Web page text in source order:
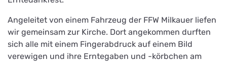
Angeleitet von einem Fahrzeug der FFW Milkauer liefen
wir gemeinsam zur Kirche. Dort angekommen durften
sich alle mit einem Fingerabdruck auf einem Bild
verewigen und ihre Erntegaben und -körbchen am